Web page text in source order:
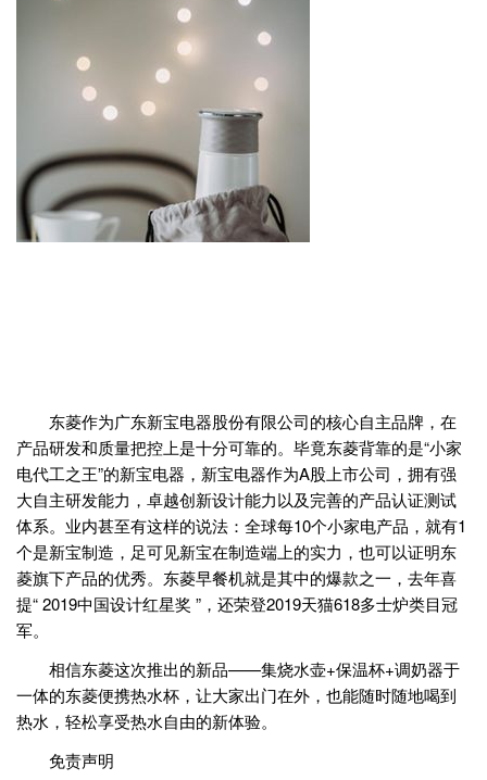
东菱作为广东新宝电器股份有限公司的核心自主品牌，在
产品研发和质量把控上是十分可靠的。毕竟东菱背靠的是“小家
电代工之王”的新宝电器，新宝电器作为A股上市公司，拥有强
大自主研发能力，卓越创新设计能力以及完善的产品认证测试
体系。业内甚至有这样的说法：全球每10个小家电产品，就有1
个是新宝制造，足可见新宝在制造端上的实力，也可以证明东
菱旗下产品的优秀。东菱早餐机就是其中的爆款之一，去年喜
提“ 2019中国设计红星奖 ”，还荣登2019天猫618多士炉类目冠
军。
相信东菱这次推出的新品——集烧水壶+保温杯+调奶器于
一体的东菱便携热水杯，让大家出门在外，也能随时随地喝到
热水，轻松享受热水自由的新体验。
免责声明